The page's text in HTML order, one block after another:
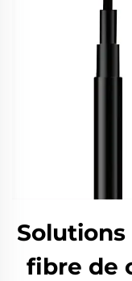
fibre de